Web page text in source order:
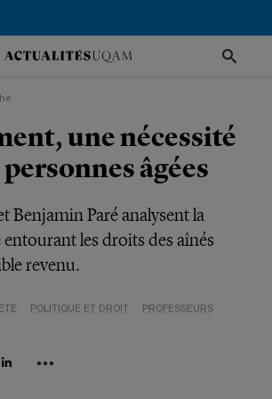
une nécessité
âgées
Benjamin Paré analysent la
les droits des aînés
revenu.
POLITIQUE ET DROIT
PROFESSEURS